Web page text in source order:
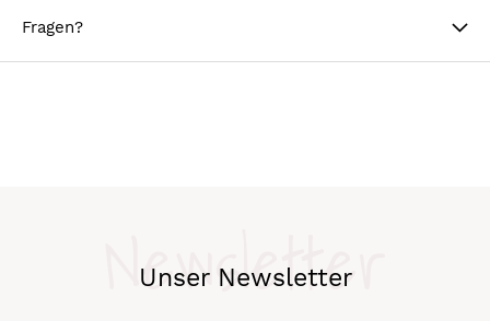
Fragen?
Unser Newsletter
Newsletter